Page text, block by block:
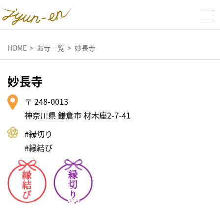
HOME お寺一覧 妙長寺
妙長寺
〒 248-0013
神奈川県 鎌倉市 材木座2-7-41
#縁切り
#縁結び